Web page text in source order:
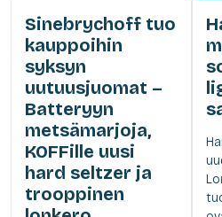
Sinebrychoff tuo
kauppoihin
syksyn
uutuusjuomat –
Batteryyn
metsämarjoja,
KOFFille uusi
hard seltzer ja
trooppinen